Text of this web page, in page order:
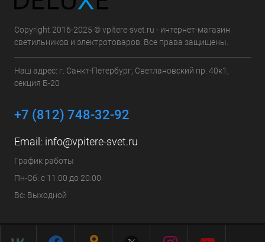
Copyright 2016-2025 © vpitere-svet.ru - интернет-магазин
светильников и электротоваров. Все права защищены.
Наш адрес: г. Санкт-Петербург, Светлановский пр. 40к1,
секция Б-20
+7 (812) 748-32-92
Email: info@vpitere-svet.ru
График работы
Пн-Сб: с 11:00 до 20:00
Вс: Выходной